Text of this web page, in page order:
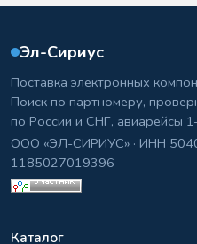
Эл-Сириус
Поставка электронных
Поиск по партномеру,
по России и СНГ, авиарейсы
ООО «ЭЛ-СИРИУС» · ИНН
1185027019396
Каталог